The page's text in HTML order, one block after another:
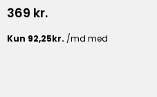
369 kr.